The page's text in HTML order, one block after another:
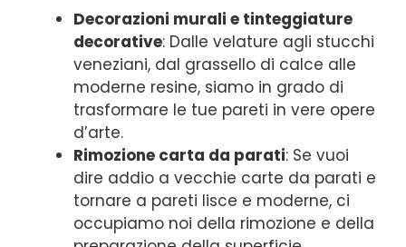
Decorazioni murali e tinteggiature
decorative: Dalle velature agli stucchi
veneziani, dal grassello di calce alle
moderne resine, siamo in grado di
trasformare le tue pareti in vere opere
d’arte.
Rimozione carta da parati: Se vuoi
dire addio a vecchie carte da parati e
tornare a pareti lisce e moderne, ci
occupiamo noi della rimozione e della